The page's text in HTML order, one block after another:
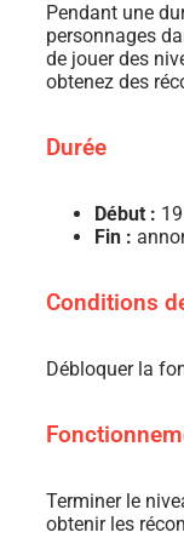
Pendant une
personnages
de jouer des
obtenez des
Durée
Début :
Fin :
Conditions
Débloquer la
Terminer le
obtenir les